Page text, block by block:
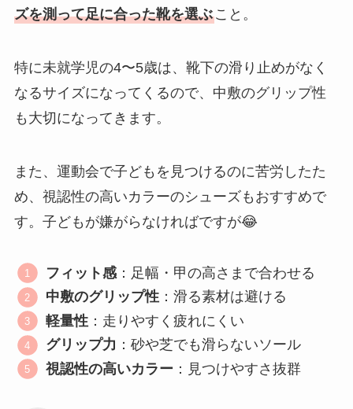
ズを測って足に合った靴を選ぶこと。
特に未就学児の4〜5歳は、靴下の滑り止めがなく
なるサイズになってくるので、中敷のグリップ性
も大切になってきます。
また、運動会で子どもを見つけるのに苦労したた
め、視認性の高いカラーのシューズもおすすめで
す。子どもが嫌がらなければですが😂
フィット感 ：足幅・甲の高さまで合わせる
中敷のグリップ性 ：滑る素材は避ける
軽量性 ：走りやすく疲れにくい
グリップ力 ：砂や芝でも滑らないソール
視認性の高いカラー ：見つけやすさ抜群